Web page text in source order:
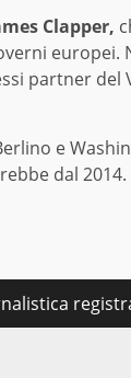
Clapper,
europei.
partner del
e
dal 2014.